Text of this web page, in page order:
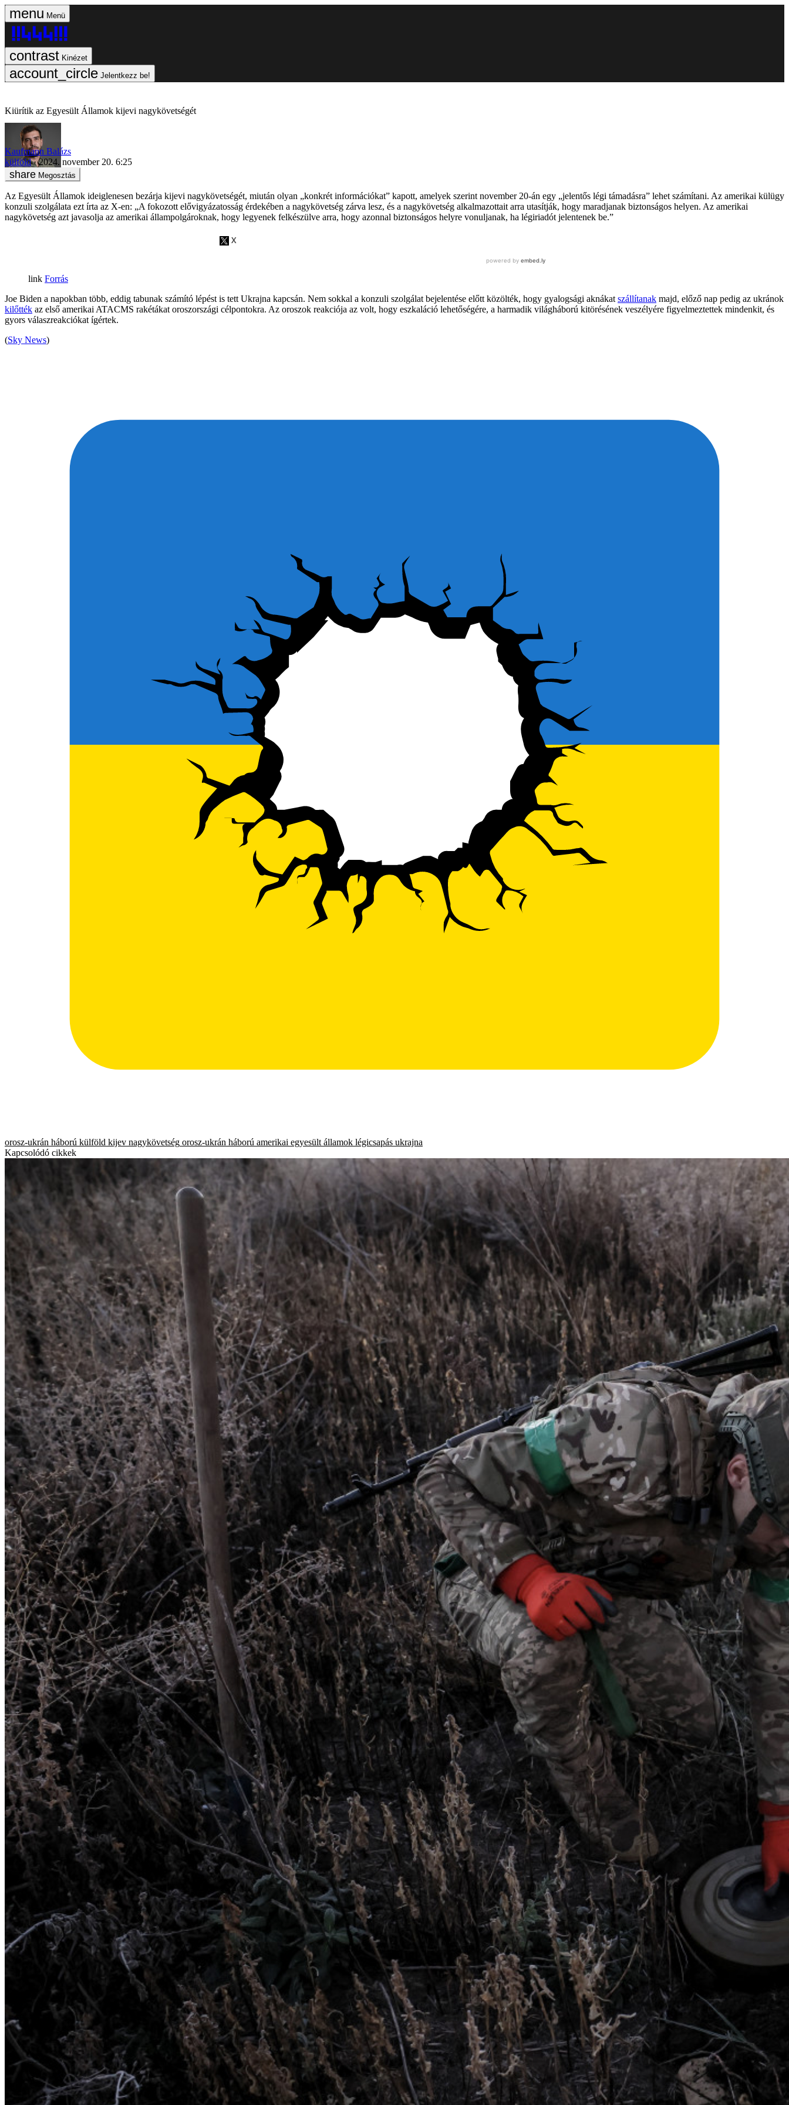
Menü
Kinézet
Jelentkezz be!
Kiürítik az Egyesült Államok kijevi nagykövetségét
Kaufmann Balázs
külföld
2024. november 20. 6:25
Megosztás
Az Egyesült Államok ideiglenesen bezárja kijevi nagykövetségét, miután olyan „konkrét információkat” kapott, amelyek szerint november 20-án egy „jelentős légi támadásra” lehet számítani. Az amerikai külügy
konzuli szolgálata ezt írta az X-en: „A fokozott elővigyázatosság érdekében a nagykövetség zárva lesz, és a nagykövetség alkalmazottait arra utasítják, hogy maradjanak biztonságos helyen. Az amerikai
nagykövetség azt javasolja az amerikai állampolgároknak, hogy legyenek felkészülve arra, hogy azonnal biztonságos helyre vonuljanak, ha légiriadót jelentenek be.”
Forrás
Joe Biden a napokban több, eddig tabunak számító lépést is tett Ukrajna kapcsán. Nem sokkal a konzuli szolgálat bejelentése előtt közölték, hogy gyalogsági aknákat szállítanak majd, előző nap pedig az ukránok
kilőtték az első amerikai ATACMS rakétákat oroszországi célpontokra. Az oroszok reakciója az volt, hogy eszkaláció lehetőségére, a harmadik világháború kitörésének veszélyére figyelmeztettek mindenkit, és
gyors válaszreakciókat ígértek.
(Sky News)
orosz-ukrán háború külföld kijev nagykövetség orosz-ukrán háború amerikai egyesült államok légicsapás ukrajna
Kapcsolódó cikkek